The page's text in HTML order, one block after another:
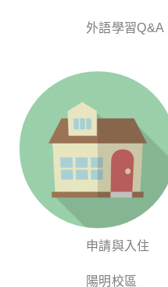
外語學習Q&A
申請與入住
陽明校區